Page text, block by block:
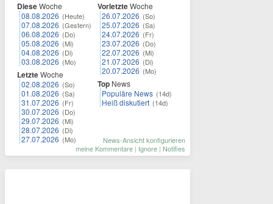
DieseWoche
08.08.2026 (Heute)
07.08.2026 (Gestern)
06.08.2026 (Do)
05.08.2026 (Mi)
04.08.2026 (Di)
03.08.2026 (Mo)
LetzteWoche
02.08.2026 (So)
01.08.2026 (Sa)
31.07.2026 (Fr)
30.07.2026 (Do)
29.07.2026 (Mi)
28.07.2026 (Di)
27.07.2026 (Mo)
VorletzteWoche
26.07.2026 (So)
25.07.2026 (Sa)
24.07.2026 (Fr)
23.07.2026 (Do)
22.07.2026 (Mi)
21.07.2026 (Di)
20.07.2026 (Mo)
Top News
Populäre News (14d)
Heiß diskutiert (14d)
News-Ansicht konfigurieren
meine Kommentare | Ignore | Notifies